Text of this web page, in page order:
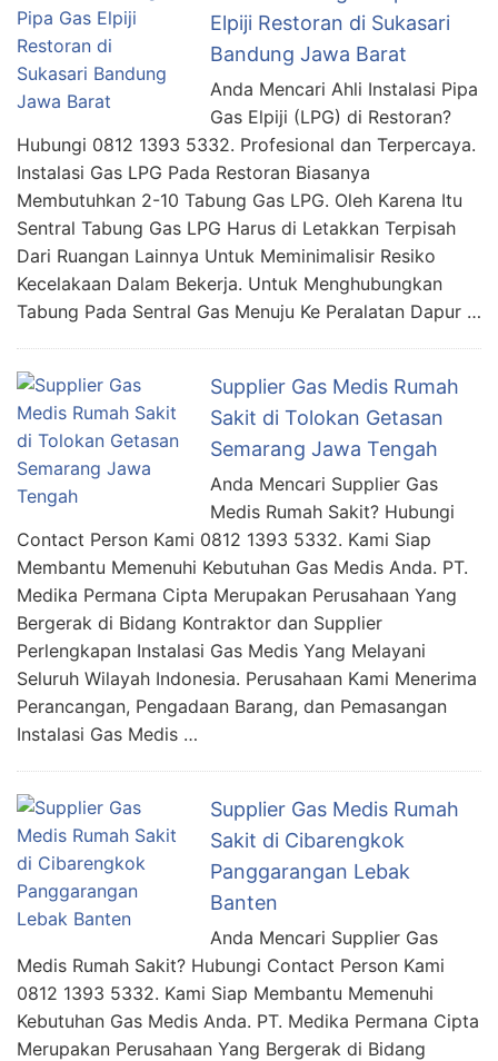
Elpiji Restoran di Sukasari
Bandung Jawa Barat
Anda Mencari Ahli Instalasi Pipa
Gas Elpiji (LPG) di Restoran?
Hubungi 0812 1393 5332. Profesional dan Terpercaya.
Instalasi Gas LPG Pada Restoran Biasanya
Membutuhkan 2-10 Tabung Gas LPG. Oleh Karena Itu
Sentral Tabung Gas LPG Harus di Letakkan Terpisah
Dari Ruangan Lainnya Untuk Meminimalisir Resiko
Kecelakaan Dalam Bekerja. Untuk Menghubungkan
Tabung Pada Sentral Gas Menuju Ke Peralatan Dapur …
Supplier Gas Medis Rumah
Sakit di Tolokan Getasan
Semarang Jawa Tengah
Anda Mencari Supplier Gas
Medis Rumah Sakit? Hubungi
Contact Person Kami 0812 1393 5332. Kami Siap
Membantu Memenuhi Kebutuhan Gas Medis Anda. PT.
Medika Permana Cipta Merupakan Perusahaan Yang
Bergerak di Bidang Kontraktor dan Supplier
Perlengkapan Instalasi Gas Medis Yang Melayani
Seluruh Wilayah Indonesia. Perusahaan Kami Menerima
Perancangan, Pengadaan Barang, dan Pemasangan
Instalasi Gas Medis …
Supplier Gas Medis Rumah
Sakit di Cibarengkok
Panggarangan Lebak
Banten
Anda Mencari Supplier Gas
Medis Rumah Sakit? Hubungi Contact Person Kami
0812 1393 5332. Kami Siap Membantu Memenuhi
Kebutuhan Gas Medis Anda. PT. Medika Permana Cipta
Merupakan Perusahaan Yang Bergerak di Bidang